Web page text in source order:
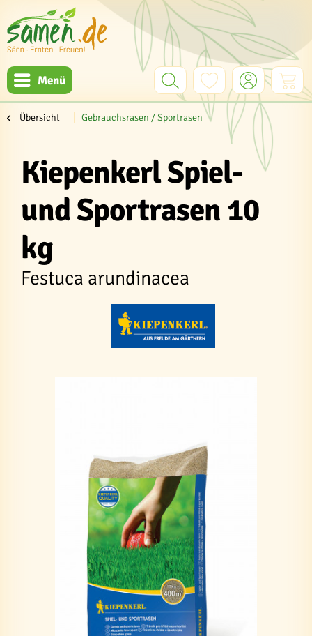
Menü
Übersicht Gebrauchsrasen / Sportrasen
Kiepenkerl Spiel-
und Sportrasen 10
kg
Festuca arundinacea